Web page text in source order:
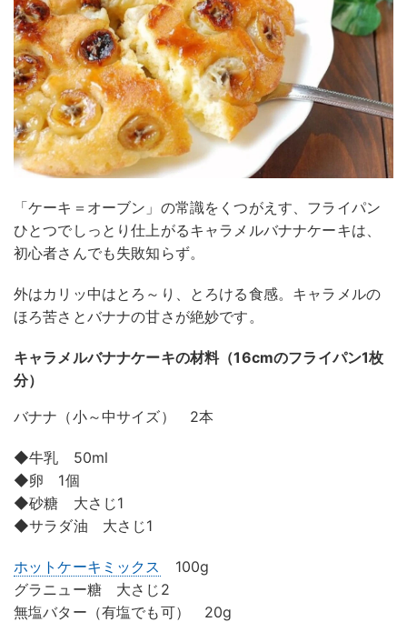
「ケーキ＝オーブン」の常識をくつがえす、フライパン
ひとつでしっとり仕上がるキャラメルバナナケーキは、
初心者さんでも失敗知らず。
外はカリッ中はとろ～り、とろける食感。キャラメルの
ほろ苦さとバナナの甘さが絶妙です。
キャラメルバナナケーキの材料（16cmのフライパン1枚
分）
バナナ（小～中サイズ） 2本
◆牛乳 50ml
◆卵 1個
◆砂糖 大さじ1
◆サラダ油 大さじ1
ホットケーキミックス
100g
グラニュー糖 大さじ2
無塩バター（有塩でも可） 20g